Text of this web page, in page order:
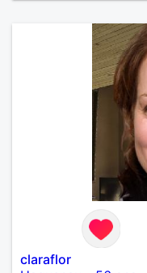
claraflor